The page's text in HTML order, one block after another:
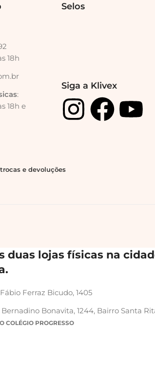
18h
:
18h e
Selos
Siga a Klivex
e devoluções
duas lojas físicas na
Ferraz Bicudo, 1405
Bernadino Bonavita, 1244, Bairro Santa
COLÉGIO PROGRESSO